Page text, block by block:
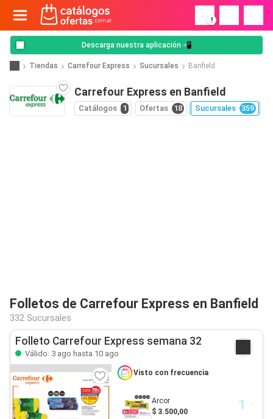
!
Descarga nuestra aplicación 📲
Tiendas Carrefour Express Sucursales Banfield
Carrefour Express en Banfield
Catálogos 1 Ofertas 18 Sucursales 359
Folletos de Carrefour Express en Banfield
332 Sucursales
Folleto Carrefour Express semana 32
Válido: 3 ago hasta 10 ago
Visto con frecuencia
Arcor
$ 3.500,00